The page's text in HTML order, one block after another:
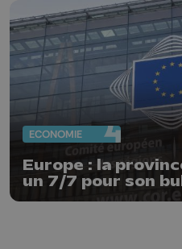
ECONOMIE
Europe : la
un 7/7 pour son
économique